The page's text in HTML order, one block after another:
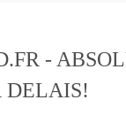
-
DELAIS!